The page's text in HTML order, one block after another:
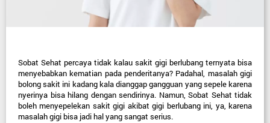
Sobat Sehat percaya tidak kalau sakit gigi berlubang ternyata bisa
menyebabkan kematian pada penderitanya? Padahal, masalah gigi
bolong sakit ini kadang kala dianggap gangguan yang sepele karena
nyerinya bisa hilang dengan sendirinya. Namun, Sobat Sehat tidak
boleh menyepelekan sakit gigi akibat gigi berlubang ini, ya, karena
masalah gigi bisa jadi hal yang sangat serius.